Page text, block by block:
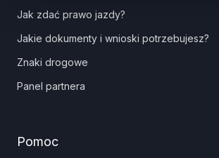
Jak zdać prawo jazdy?
Jakie dokumenty i wnioski potrzebujesz?
Znaki drogowe
Panel partnera
Pomoc